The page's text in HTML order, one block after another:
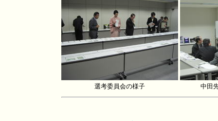
選考委員会の様子 中田